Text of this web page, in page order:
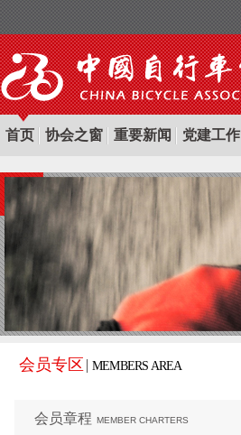
首页 协会之窗 重要新闻 党建工作
会员专区 MEMBERS AREA
会员章程 MEMBER CHARTERS